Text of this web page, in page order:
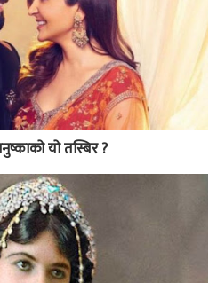
यो तस्बिर ?